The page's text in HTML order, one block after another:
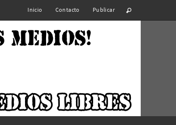
Inicio Contacto Publicar